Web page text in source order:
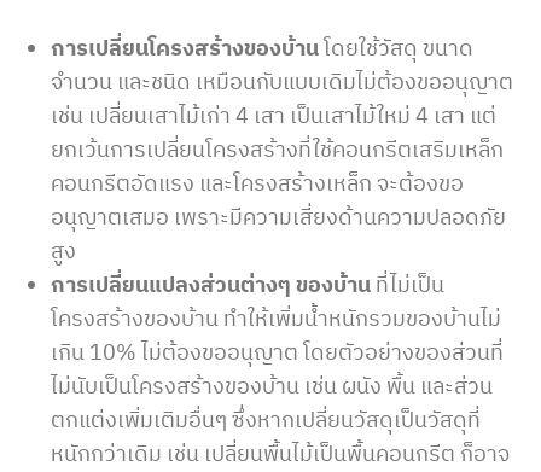
การเปลี่ยนโครงสร้างของบ้านโดยใช้วัสดุ ขนาด
จำนวน และชนิด เหมือนกับแบบเดิมไม่ต้องขออนุญาต
เช่น เปลี่ยนเสาไม้เก่า 4 เสา เป็นเสาไม้ใหม่ 4 เสา แต่
ยกเว้นการเปลี่ยนโครงสร้างที่ใช้คอนกรีตเสริมเหล็ก
คอนกรีตอัดแรง และโครงสร้างเหล็ก จะต้องขอ
อนุญาตเสมอ เพราะมีความเสี่ยงด้านความปลอดภัย
สูง
การเปลี่ยนแปลงส่วนต่างๆ ของบ้าน ที่ไม่เป็น
โครงสร้างของบ้าน ทำให้เพิ่มน้ำหนักรวมของบ้านไม่
เกิน 10% ไม่ต้องขออนุญาต โดยตัวอย่างของส่วนที่
ไม่นับเป็นโครงสร้างของบ้าน เช่น ผนัง พื้น และส่วน
ตกแต่งเพิ่มเติมอื่นๆ ซึ่งหากเปลี่ยนวัสดุเป็นวัสดุที่
หนักกว่าเดิม เช่น เปลี่ยนพื้นไม้เป็นพื้นคอนกรีต ก็อาจ